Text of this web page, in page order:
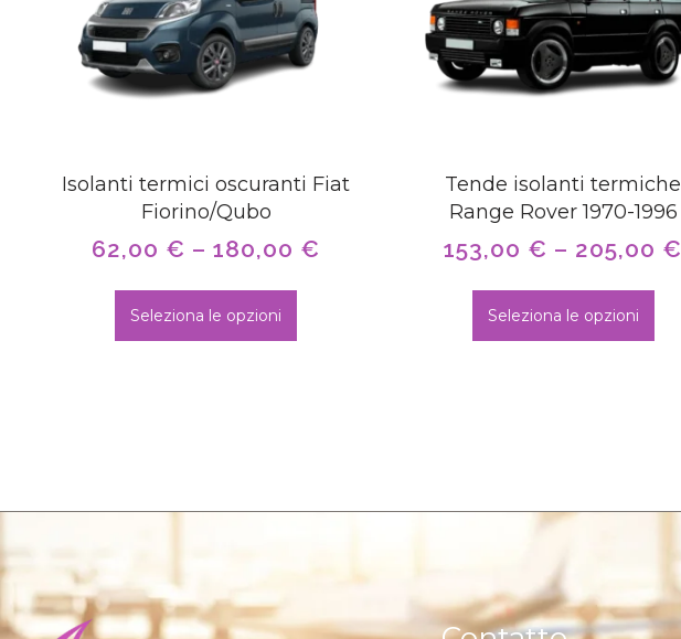
Isolanti termici oscuranti Fiat
Fiorino/Qubo
62,00 € – 180,00 €
Seleziona le opzioni
Tende isolanti termiche
Range Rover 1970-1996
153,00 € – 205,00 €
Seleziona le opzioni